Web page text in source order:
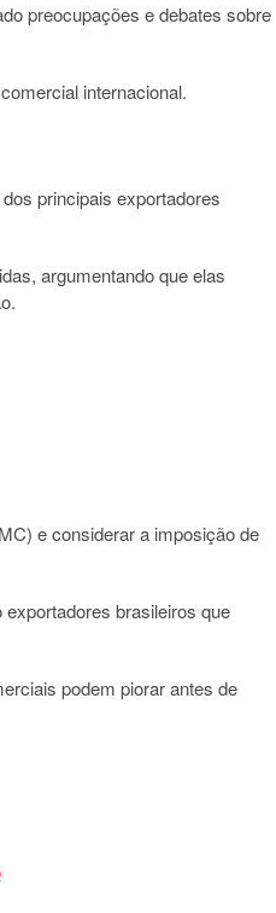
preocupações e debates sobre
internacional.
principais exportadores
argumentando que elas
e considerar a imposição de
brasileiros que
podem piorar antes de